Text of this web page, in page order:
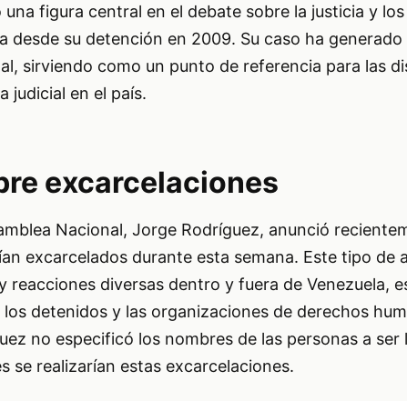
una figura central en el debate sobre la justicia y
desde su detención en 2009. Su caso ha
sirviendo como un punto de referencia para las
judicial en el país.
excarcelaciones
Nacional, Jorge Rodríguez, anunció
excarcelados durante esta semana. Este tipo de
reacciones diversas dentro y fuera de Venezuela,
detenidos y las organizaciones de derechos
no especificó los nombres de las personas a ser
se realizarían estas excarcelaciones.